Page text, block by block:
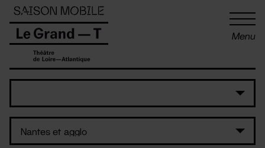
Menu
Panneau de gestion des cookies